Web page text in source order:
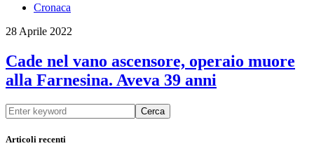
Cronaca
28 Aprile 2022
Cade nel vano ascensore, operaio muore
alla Farnesina. Aveva 39 anni
Cerca
Articoli recenti